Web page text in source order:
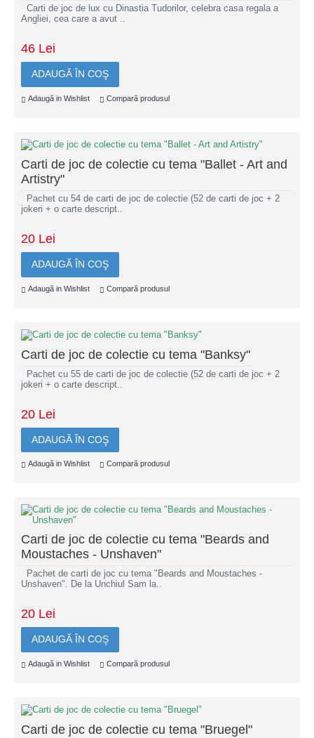
Carti de joc de lux cu Dinastia Tudorilor, celebra casa regala a
Angliei, cea care a avut ..
46 Lei
ADAUGĂ ÎN COŞ
Adaugă in Wishlist Compară produsul
Carti de joc de colectie cu tema "Ballet - Art and
Artistry"
Pachet cu 54 de carti de joc de colectie (52 de carti de joc + 2
jokeri + o carte descript..
20 Lei
ADAUGĂ ÎN COŞ
Adaugă in Wishlist Compară produsul
Carti de joc de colectie cu tema "Banksy"
Pachet cu 55 de carti de joc de colectie (52 de carti de joc + 2
jokeri + o carte descript..
20 Lei
ADAUGĂ ÎN COŞ
Adaugă in Wishlist Compară produsul
Carti de joc de colectie cu tema "Beards and
Moustaches - Unshaven"
Pachet de carti de joc cu tema "Beards and Moustaches -
Unshaven". De la Unchiul Sam la..
20 Lei
ADAUGĂ ÎN COŞ
Adaugă in Wishlist Compară produsul
Carti de joc de colectie cu tema "Bruegel"